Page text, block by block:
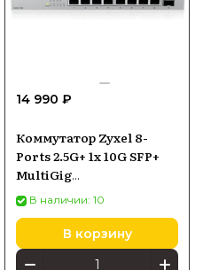
14 990 ₽
Коммутатор Zyxel 8-
Ports 2.5G+ 1x 10G SFP+
MultiGig
(XMG108ZZ0101F)
В наличии: 10
В корзину